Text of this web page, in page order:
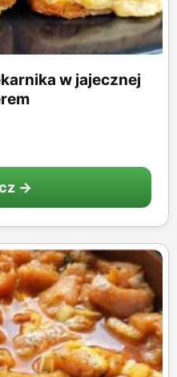
w jajecznej
→